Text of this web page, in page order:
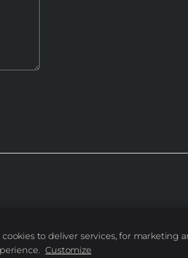
iedzīvotāju fonds”
cookies to deliver services, for marketing
Customize